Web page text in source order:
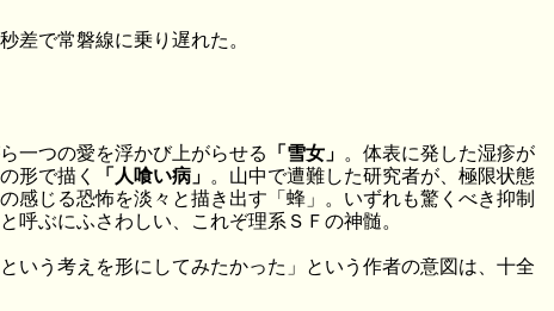
差で常磐線に乗り遅れた。
一つの愛を浮かび上がらせる 「雪女」 。体表に発した湿疹が
形で描く
「人喰い病」 。山中で遭難した研究者が、極限状態
感じる恐怖を淡々と描き出す「蜂」。いずれも驚くべき抑制
ぶにふさわしい、これぞ理系ＳＦの神髄。
いう考えを形にしてみたかった」という作者の意図は、十全